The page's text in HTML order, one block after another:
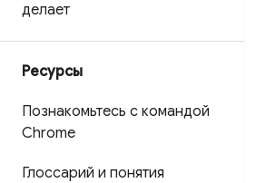
делает
Ресурсы
Познакомьтесь с командой
Chrome
Глоссарий и понятия